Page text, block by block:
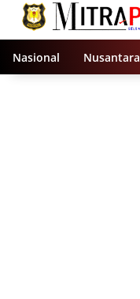
Nasional Nusantara